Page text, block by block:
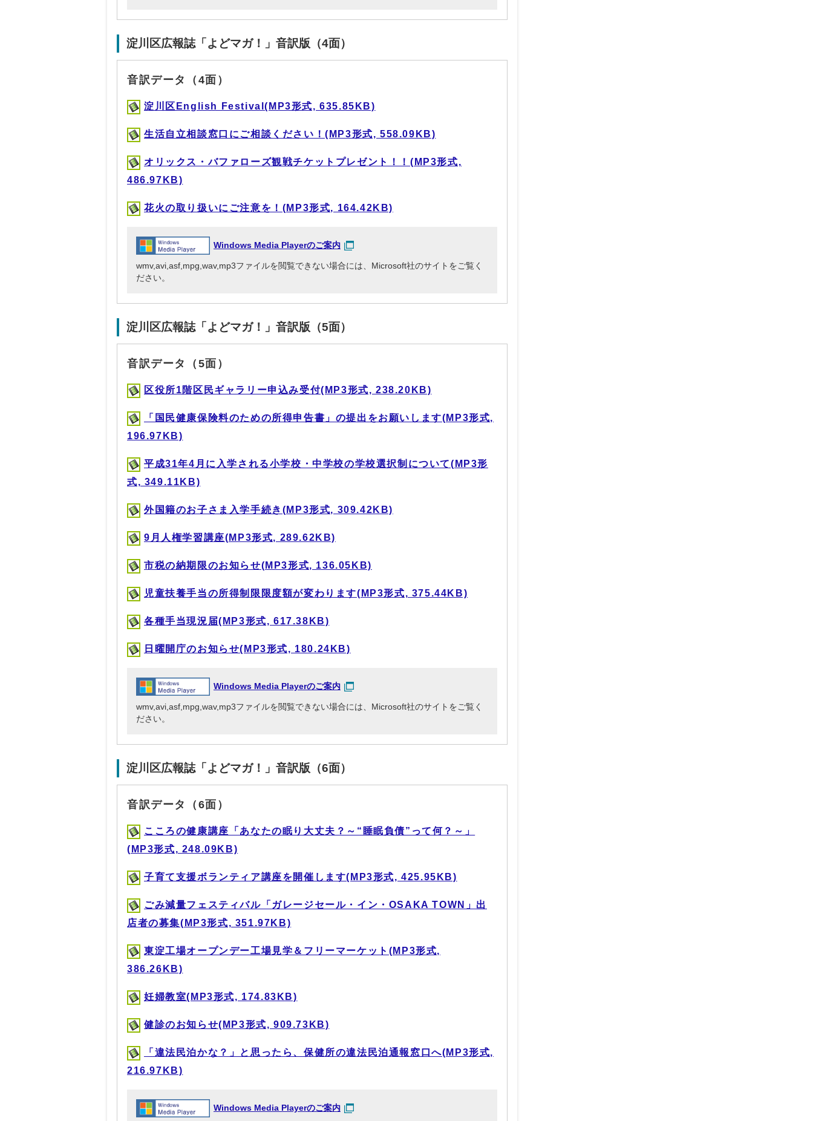
淀川区広報誌「よどマガ！」音訳版（4面）
音訳データ（4面）
淀川区English Festival(MP3形式, 635.85KB)
生活自立相談窓口にご相談ください！(MP3形式, 558.09KB)
オリックス・バファローズ観戦チケットプレゼント！！(MP3形式,
486.97KB)
花火の取り扱いにご注意を！(MP3形式, 164.42KB)
Windows Media Playerのご案内
wmv,avi,asf,mpg,wav,mp3ファイルを閲覧できない場合には、Microsoft社のサイトをご覧く
ださい。
淀川区広報誌「よどマガ！」音訳版（5面）
音訳データ（5面）
区役所1階区民ギャラリー申込み受付(MP3形式, 238.20KB)
「国民健康保険料のための所得申告書」の提出をお願いします(MP3形式,
196.97KB)
平成31年4月に入学される小学校・中学校の学校選択制について(MP3形
式, 349.11KB)
外国籍のお子さま入学手続き(MP3形式, 309.42KB)
9月人権学習講座(MP3形式, 289.62KB)
市税の納期限のお知らせ(MP3形式, 136.05KB)
児童扶養手当の所得制限限度額が変わります(MP3形式, 375.44KB)
各種手当現況届(MP3形式, 617.38KB)
日曜開庁のお知らせ(MP3形式, 180.24KB)
Windows Media Playerのご案内
wmv,avi,asf,mpg,wav,mp3ファイルを閲覧できない場合には、Microsoft社のサイトをご覧く
ださい。
淀川区広報誌「よどマガ！」音訳版（6面）
音訳データ（6面）
こころの健康講座「あなたの眠り大丈夫？～“睡眠負債”って何？～」
(MP3形式, 248.09KB)
子育て支援ボランティア講座を開催します(MP3形式, 425.95KB)
ごみ減量フェスティバル「ガレージセール・イン・OSAKA TOWN」出
店者の募集(MP3形式, 351.97KB)
東淀工場オープンデー工場見学＆フリーマーケット(MP3形式,
386.26KB)
妊婦教室(MP3形式, 174.83KB)
健診のお知らせ(MP3形式, 909.73KB)
「違法民泊かな？」と思ったら、保健所の違法民泊通報窓口へ(MP3形式,
216.97KB)
Windows Media Playerのご案内